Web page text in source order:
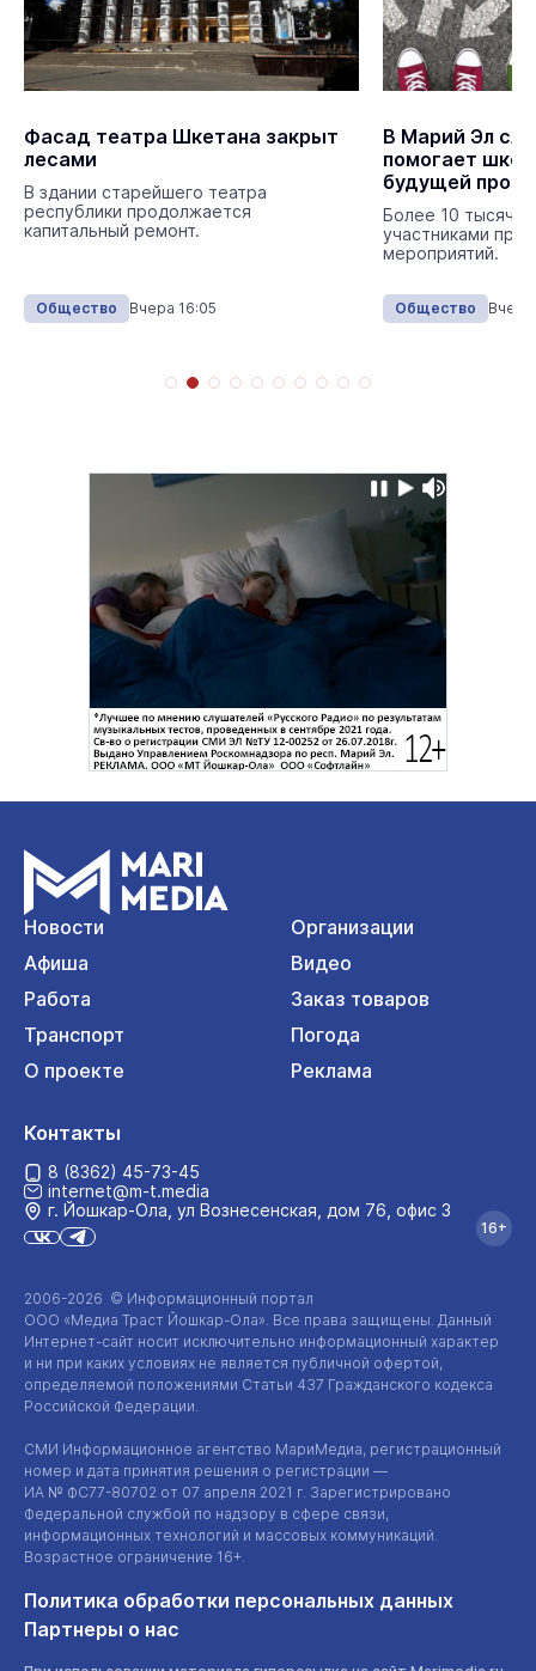
Фасад театра Шкетана закрыт
лесами
В здании старейшего театра
республики продолжается
капитальный ремонт.
Общество Вчера 16:05
В Марий Эл
помогает
будущей
Более 10 тысяч
участниками
мероприятий.
Общество Вчера
Новости
Организации
Афиша
Видео
Работа
Заказ товаров
Транспорт
Погода
О проекте
Реклама
2006-2026 © Информационный портал
ООО «Медиа Траст Йошкар-Ола». Все права защищены. Данный
Интернет-сайт носит исключительно информационный характер
и ни при каких условиях не является публичной офертой,
определяемой положениями Статьи 437 Гражданского кодекса
Российской Федерации.
СМИ Информационное агентство МариМедиа, регистрационный
номер и дата принятия решения о регистрации —
ИА № ФС77-80702 от 07 апреля 2021 г. Зарегистрировано
Федеральной службой по надзору в сфере связи,
информационных технологий и массовых коммуникаций.
Возрастное ограничение 16+.
Политика обработки персональных данных
Партнеры о нас
Контакты
8 (8362) 45-73-45
internet@m-t.media
г. Йошкар‑Ола, ул Вознесенская, дом 76, офис 3
16+